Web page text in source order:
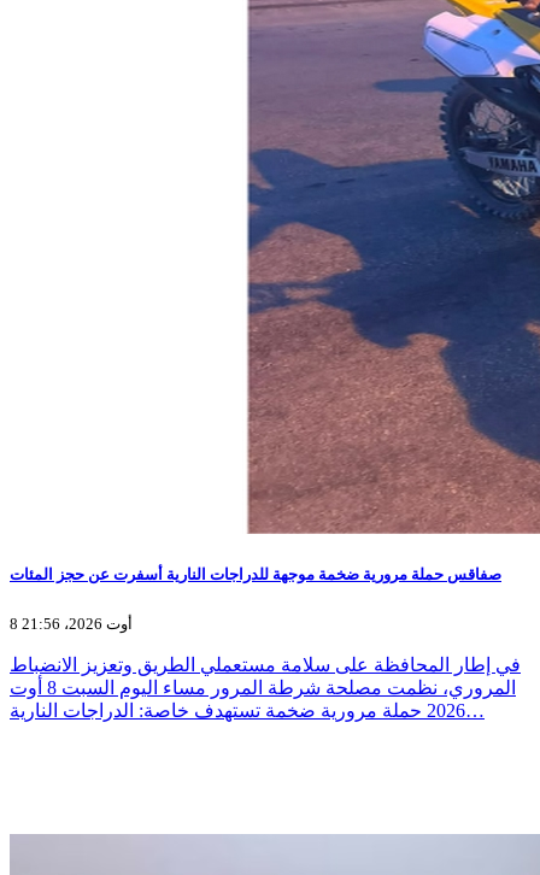
صفاقس حملة مرورية ضخمة موجهة للدراجات النارية أسفرت عن حجز المئات
8 أوت 2026، 21:56
في إطار المحافظة على سلامة مستعملي الطريق وتعزيز الانضباط
المروري، نظمت مصلحة شرطة المرور مساء اليوم السبت 8 أوت
2026 حملة مرورية ضخمة تستهدف خاصة: الدراجات النارية…